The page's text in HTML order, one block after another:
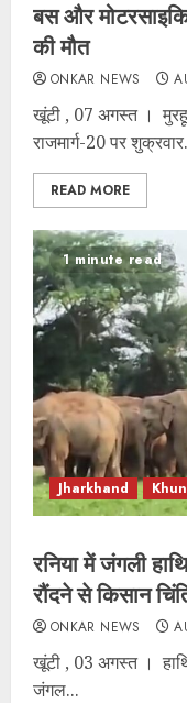
बस और
की मौत
ONKAR NEWS
खूंटी , 07 अगस्त । मुरहू
राजमार्ग-20 पर
READ MORE
1 minute read
Jharkhand
रनिया में जंगली
रौंदने से किसान
ONKAR NEWS
खूंटी , 03 अगस्त ।
जंगल...